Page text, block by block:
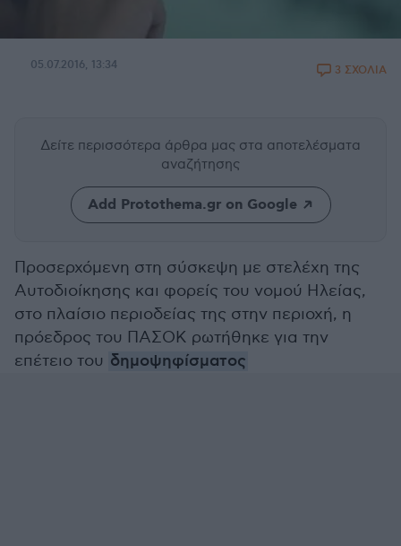
05.07.2016, 13:34 3 ΣΧΟΛΙΑ
Δείτε περισσότερα άρθρα μας στα αποτελέσματα
αναζήτησης
Add Protothema.gr on Google
Προσερχόμενη στη σύσκεψη με στελέχη της
Αυτοδιοίκησης και φορείς του νομού Ηλείας,
στο πλαίσιο περιοδείας της στην περιοχή, η
πρόεδρος του ΠΑΣΟΚ ρωτήθηκε για την
επέτειο του δημοψηφίσματος